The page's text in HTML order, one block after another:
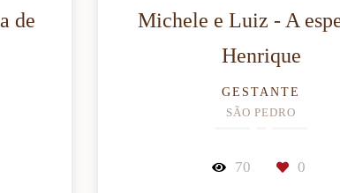
de
Michele e Luiz - A
Henrique
GESTANTE
SÃO PEDRO
70 0